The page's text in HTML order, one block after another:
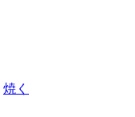
焼く